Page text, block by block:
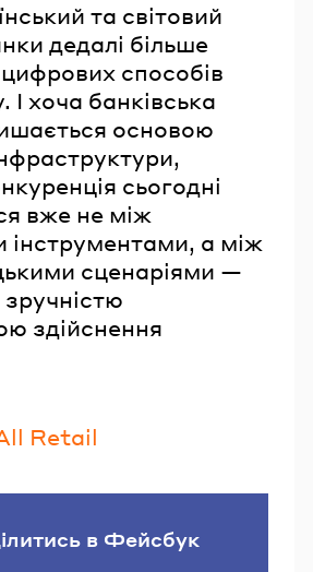
та світовий
дедалі більше
способів
І хоча банківська
основою
сьогодні
вже не між
інструментами, а між
сценаріями —
здійснення
Retail
в Фейсбук